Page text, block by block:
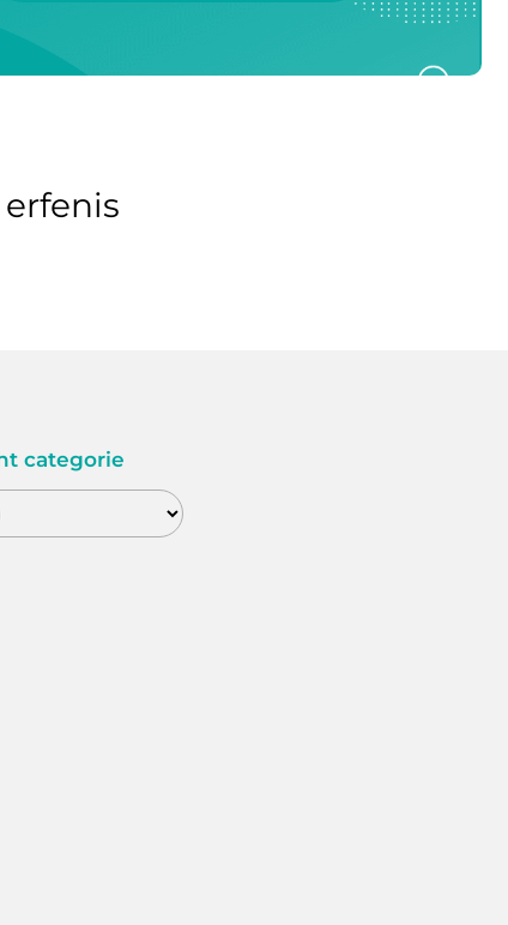
categorie